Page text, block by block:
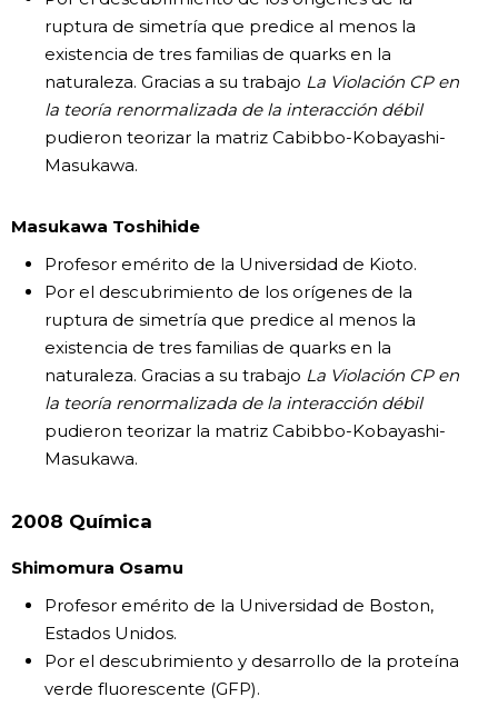
ruptura de simetría que predice al menos la
existencia de tres familias de quarks en la
naturaleza. Gracias a su trabajo La Violación CP en
la teoría renormalizada de la interacción débil
pudieron teorizar la matriz Cabibbo-Kobayashi-
Masukawa.
Masukawa Toshihide
Profesor emérito de la Universidad de Kioto.
Por el descubrimiento de los orígenes de la
ruptura de simetría que predice al menos la
existencia de tres familias de quarks en la
naturaleza. Gracias a su trabajo La Violación CP en
la teoría renormalizada de la interacción débil
pudieron teorizar la matriz Cabibbo-Kobayashi-
Masukawa.
2008 Química
Shimomura Osamu
Profesor emérito de la Universidad de Boston,
Estados Unidos.
Por el descubrimiento y desarrollo de la proteína
verde fluorescente (GFP).